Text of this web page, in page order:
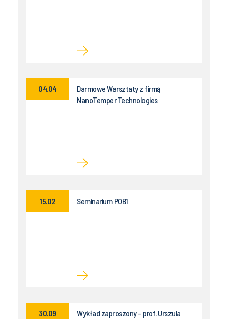
Darmowe Warsztaty z firmą
NanoTemper Technologies
04.04
Seminarium POB1
15.02
Wykład zaproszony - prof. Urszula
30.09